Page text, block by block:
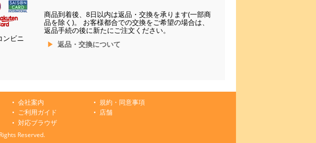
ンビニ
商品到着後、8日以内は返品・交換を承ります(一部商
品を除く)。 お客様都合での交換をご希望の場合は、
返品手続の後に新たにご注文ください。
返品・交換について
会社案内
規約・同意事項
ご利用ガイド
店舗
対応ブラウザ
Reserved.